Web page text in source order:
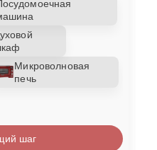
Микроволновая
печь
шаг